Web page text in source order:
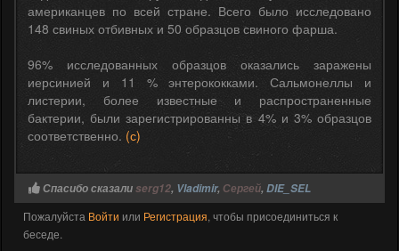
американцев по всей стране. Всего было исследовано
148 свиных отбивных и 50 образцов свиного фарша.
96% исследованных образцов оказались заражены
иерсинией и 11 % энтерококками. Сальмонеллы и
листерии, более известные и распространенные
бактерии, были зарегистрированны в 4% и 3% образцов
соответственно. (с)
Спасибо сказалиserg12, Vladimir, Сергей, DIE_SEL
Пожалуйста Войти или Регистрация, чтобы присоединиться к
беседе.